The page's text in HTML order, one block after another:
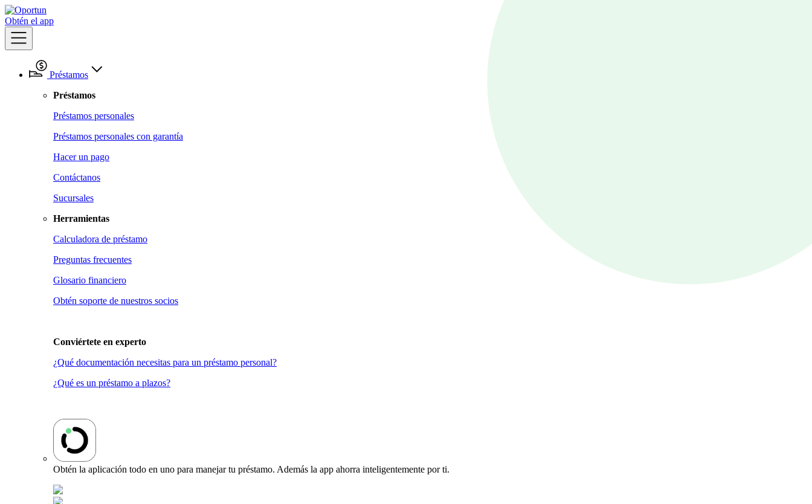
Obtén el app
Préstamos
Préstamos
Préstamos personales
Préstamos personales con garantía
Hacer un pago
Contáctanos
Sucursales
Herramientas
Calculadora de préstamo
Preguntas frecuentes
Glosario financiero
Obtén soporte de nuestros socios
Conviértete en experto
¿Qué documentación necesitas para un préstamo personal?
¿Qué es un préstamo a plazos?
Obtén la aplicación todo en uno para manejar tu préstamo. Además la app ahorra inteligentemente por ti.